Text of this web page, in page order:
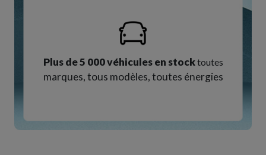
Plus de 5 000 véhicules en stocktoutes
marques, tous modèles, toutes énergies